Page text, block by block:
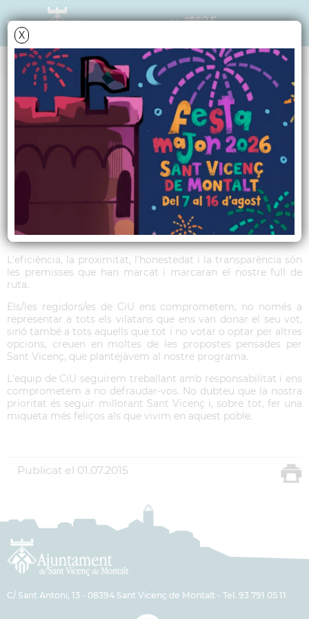
X
TRIBUNA POLÍTICA
CiU - Juliol 2015
CiU de Sant Vicenç vol agrair a totes les persones que van
participar amb el seu vot, en les darreres eleccions
municipals, i molt especialment als 1.106 santvicentins que
van tenir fe en el nostre projecte de poble i en els valors que
representem i ens van donar confiança, votant la nostra
candidatura.
L'eficiència, la proximitat, l'honestedat i la transparència són
les premisses que han marcat i marcaran el nostre full de
ruta.
Els/les regidors/es de CiU ens comprometem, no només a
representar a tots els vilatans que ens van donar el seu vot,
sinó també a tots aquells que tot i no votar o optar per altres
opcions, creuen en moltes de les propostes pensades per
Sant Vicenç, que plantejàvem al nostre programa.
L'equip de CiU seguirem treballant amb responsabilitat i ens
comprometem a no defraudar-vos. No dubteu que la nostra
prioritat és seguir millorant Sant Vicenç i, sobre tot, fer una
miqueta més feliços als que vivim en aquest poble.
Publicat el 01.07.2015
C/ Sant Antoni, 13 - 08394 Sant Vicenç de Montalt - Tel. 93 791 05 11